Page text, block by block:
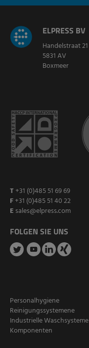
ELPRESS BV
Handelstraat 21
5831 AV
Boxmeer
T +31 (0)485 51 69 69
F+31 (0)485 51 40 22
E sales@elpress.com
FOLGEN SIE UNS
Personalhygiene
Reinigungssystemene
Industrielle Waschsysteme
Komponenten